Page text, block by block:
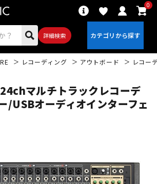
詳細検索
0
レコーディング アウトボード レコー
マルチトラックレコーデ
/USBオーディオインターフェ